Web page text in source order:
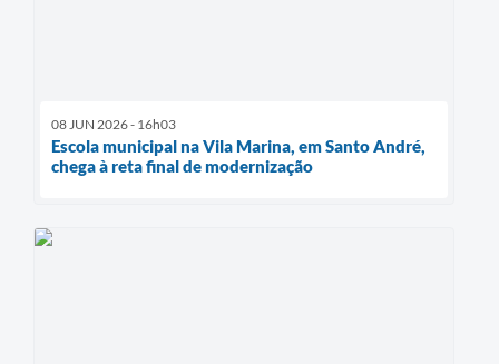
08 JUN 2026 - 16h03
Escola municipal na Vila Marina, em Santo André,
chega à reta final de modernização